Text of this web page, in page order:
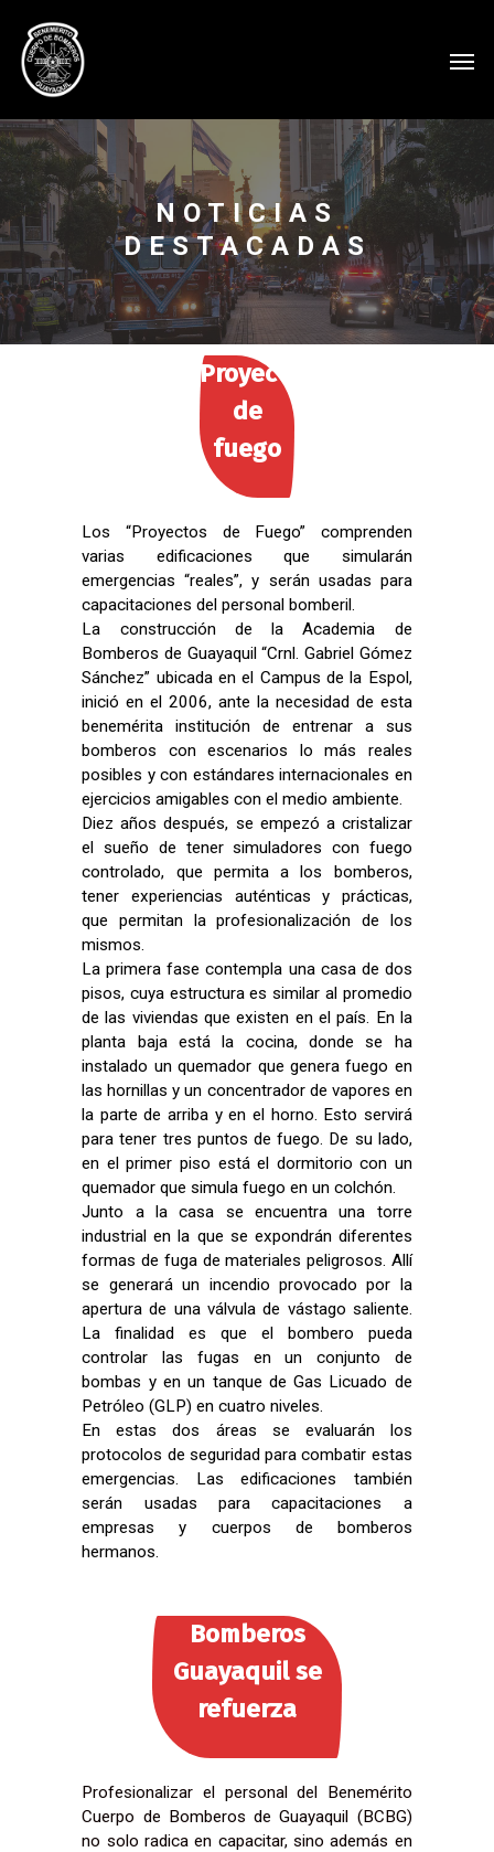
NOTICIAS
DESTACADAS
Proyectos
de
fuego
Los “Proyectos de Fuego” comprenden
varias edificaciones que simularán
emergencias “reales”, y serán usadas para
capacitaciones del personal bomberil.
La construcción de la Academia de
Bomberos de Guayaquil “Crnl. Gabriel Gómez
Sánchez” ubicada en el Campus de la Espol,
inició en el 2006, ante la necesidad de esta
benemérita institución de entrenar a sus
bomberos con escenarios lo más reales
posibles y con estándares internacionales en
ejercicios amigables con el medio ambiente.
Diez años después, se empezó a cristalizar
el sueño de tener simuladores con fuego
controlado, que permita a los bomberos,
tener experiencias auténticas y prácticas,
que permitan la profesionalización de los
mismos.
La primera fase contempla una casa de dos
pisos, cuya estructura es similar al promedio
de las viviendas que existen en el país. En la
planta baja está la cocina, donde se ha
instalado un quemador que genera fuego en
las hornillas y un concentrador de vapores en
la parte de arriba y en el horno. Esto servirá
para tener tres puntos de fuego. De su lado,
en el primer piso está el dormitorio con un
quemador que simula fuego en un colchón.
Junto a la casa se encuentra una torre
industrial en la que se expondrán diferentes
formas de fuga de materiales peligrosos. Allí
se generará un incendio provocado por la
apertura de una válvula de vástago saliente.
La finalidad es que el bombero pueda
controlar las fugas en un conjunto de
bombas y en un tanque de Gas Licuado de
Petróleo (GLP) en cuatro niveles.
En estas dos áreas se evaluarán los
protocolos de seguridad para combatir estas
emergencias. Las edificaciones también
serán usadas para capacitaciones a
empresas y cuerpos de bomberos
hermanos.
Bomberos
Guayaquil se
refuerza
Profesionalizar el personal del Benemérito
Cuerpo de Bomberos de Guayaquil (BCBG)
no solo radica en capacitar, sino además en